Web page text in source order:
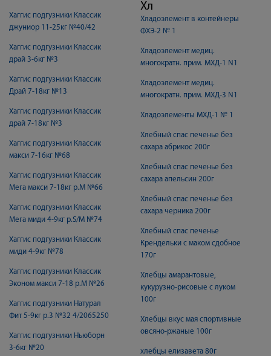
Хаггис подгузники Классик
джуниор 11-25кг №40/42
Хаггис подгузники Классик
драй 3-6кг №3
Хаггис подгузники Классик
Драй 7-18кг №13
Хаггис подгузники Классик
драй 7-18кг №3
Хаггис подгузники Классик
макси 7-16кг №68
Хаггис подгузники Классик
Мега макси 7-18кг р.M №66
Хаггис подгузники Классик
Мега миди 4-9кг р.S/M №74
Хаггис подгузники Классик
миди 4-9кг №78
Хаггис подгузники Классик
Эконом макси 7-18 р.M №26
Хаггис подгузники Натурал
Фит 5-9кг р.3 №32 4/2065250
Хаггис подгузники Ньюборн
3-6кг №20
Хл
Хладоэлемент в контейнеры
ФХЭ-2 № 1
Хладоэлемент медиц.
многократн. прим. МХД-1 N1
Хладоэлемент медиц.
многократн. прим. МХД-3 N1
Хладоэлементы МХД-1 № 1
Хлебный спас печенье без
сахара абрикос 200г
Хлебный спас печенье без
сахара апельсин 200г
Хлебный спас печенье без
сахара черника 200г
Хлебный спас печенье
Крендельки с маком сдобное
170г
Хлебцы амарантовые,
кукурузно-рисовые с луком
100г
Хлебцы вкус мая спортивные
овсяно-ржаные 100г
хлебцы елизавета 80г